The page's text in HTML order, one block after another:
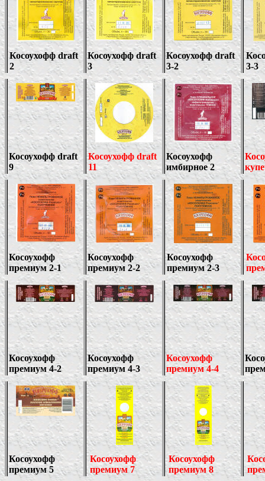
Косоухоффdraft
2
Косоухоффdraft
3
Косоухоффdraft
3-2
3-3
Косоухоффdraft
9
Косоухофф draft
11
Косоухофф
имбирное 2
Косоухофф
премиум2-1
Косоухофф
премиум2-2
Косоухофф
премиум 2-3
Косоухофф
премиум4-2
Косоухофф
премиум 4-3
Косоухофф
премиум4-4
Косоухофф
премиум 5
Косоухофф
премиум 7
Косоухофф
премиум 8